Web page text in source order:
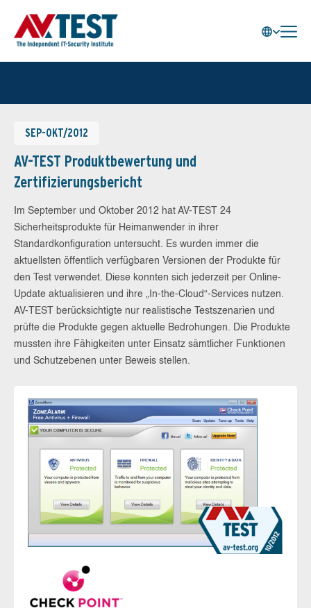
SEP-OKT/2012
AV-TEST Produktbewertung und
Zertifizierungsbericht
Im September und Oktober 2012 hat AV-TEST 24
Sicherheitsprodukte für Heimanwender in ihrer
Standardkonfiguration untersucht. Es wurden immer die
aktuellsten öffentlich verfügbaren Versionen der Produkte für
den Test verwendet. Diese konnten sich jederzeit per Online-
Update aktualisieren und ihre „In-the-Cloud“-Services nutzen.
AV-TEST berücksichtigte nur realistische Testszenarien und
prüfte die Produkte gegen aktuelle Bedrohungen. Die Produkte
mussten ihre Fähigkeiten unter Einsatz sämtlicher Funktionen
und Schutzebenen unter Beweis stellen.